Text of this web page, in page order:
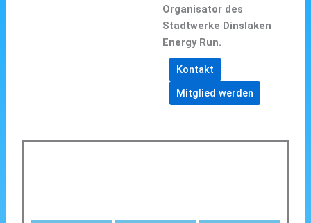
Organisator des
Stadtwerke Dinslaken
Energy Run.
Kontakt
Mitglied werden